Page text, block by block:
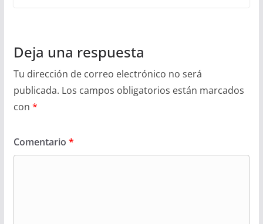
Deja una respuesta
Tu dirección de correo electrónico no será
publicada. Los campos obligatorios están marcados
con *
Comentario *